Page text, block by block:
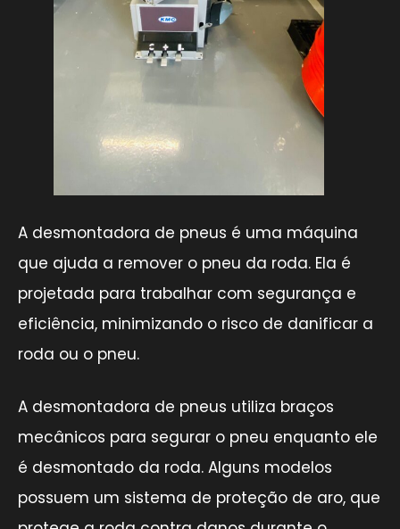
A desmontadora de pneus é uma máquina
que ajuda a remover o pneu da roda. Ela é
projetada para trabalhar com segurança e
eficiência, minimizando o risco de danificar a
roda ou o pneu.
A desmontadora de pneus utiliza braços
mecânicos para segurar o pneu enquanto ele
é desmontado da roda. Alguns modelos
possuem um sistema de proteção de aro, que